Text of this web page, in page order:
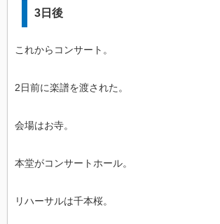
3日後
これからコンサート。
2日前に楽譜を渡された。
会場はお寺。
本堂がコンサートホール。
リハーサルは千本桜。